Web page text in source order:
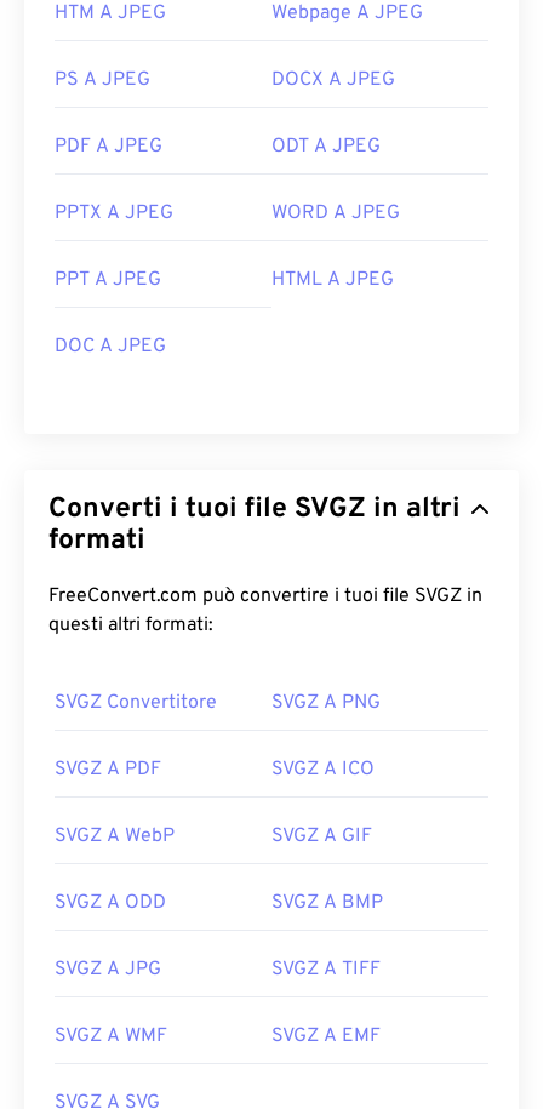
HTM A JPEG Webpage A JPEG
PS A JPEG DOCX A JPEG
PDF A JPEG ODT A JPEG
PPTX A JPEG WORD A JPEG
PPT A JPEG HTML A JPEG
DOC A JPEG
Converti i tuoi file SVGZ in altri
formati
FreeConvert.com può convertire i tuoi file SVGZ in
questi altri formati:
SVGZ Convertitore SVGZ A PNG
SVGZ A PDF SVGZ A ICO
SVGZ A WebP SVGZ A GIF
SVGZ A ODD SVGZ A BMP
SVGZ A JPG SVGZ A TIFF
SVGZ A WMF SVGZ A EMF
SVGZ A SVG